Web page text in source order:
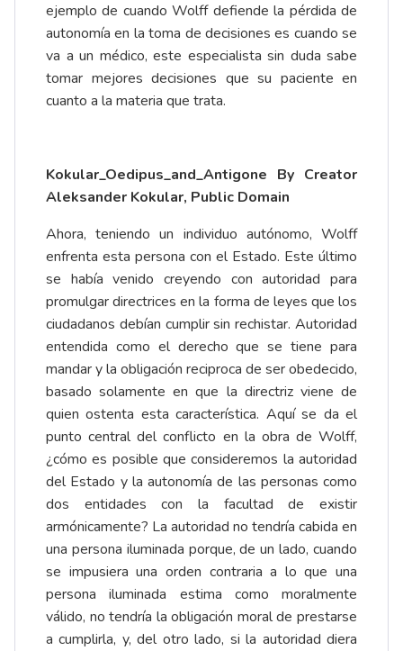
ejemplo de cuando Wolff defiende la pérdida de
autonomía en la toma de decisiones es cuando se
va a un médico, este especialista sin duda sabe
tomar mejores decisiones que su paciente en
cuanto a la materia que trata.
Kokular_Oedipus_and_Antigone By Creator
Aleksander Kokular, Public Domain
Ahora, teniendo un individuo autónomo, Wolff
enfrenta esta persona con el Estado. Este último
se había venido creyendo con autoridad para
promulgar directrices en la forma de leyes que los
ciudadanos debían cumplir sin rechistar. Autoridad
entendida como el derecho que se tiene para
mandar y la obligación reciproca de ser obedecido,
basado solamente en que la directriz viene de
quien ostenta esta característica. Aquí se da el
punto central del conflicto en la obra de Wolff,
¿cómo es posible que consideremos la autoridad
del Estado y la autonomía de las personas como
dos entidades con la facultad de existir
armónicamente? La autoridad no tendría cabida en
una persona iluminada porque, de un lado, cuando
se impusiera una orden contraria a lo que una
persona iluminada estima como moralmente
válido, no tendría la obligación moral de prestarse
a cumplirla, y, del otro lado, si la autoridad diera